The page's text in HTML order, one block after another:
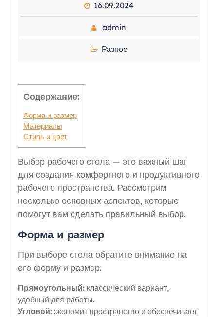
16.09.2024
admin
Разное
Содержание:
Форма и размер
Материалы
Стиль и цвет
Выбор рабочего стола — это важный шаг
для создания комфортного и продуктивного
рабочего пространства. Рассмотрим
несколько основных аспектов, которые
помогут вам сделать правильный выбор.
Форма и размер
При выборе стола обратите внимание на
его форму и размер:
Прямоугольный:классический вариант,
удобный для работы.
Угловой:экономит пространство и обеспечивает